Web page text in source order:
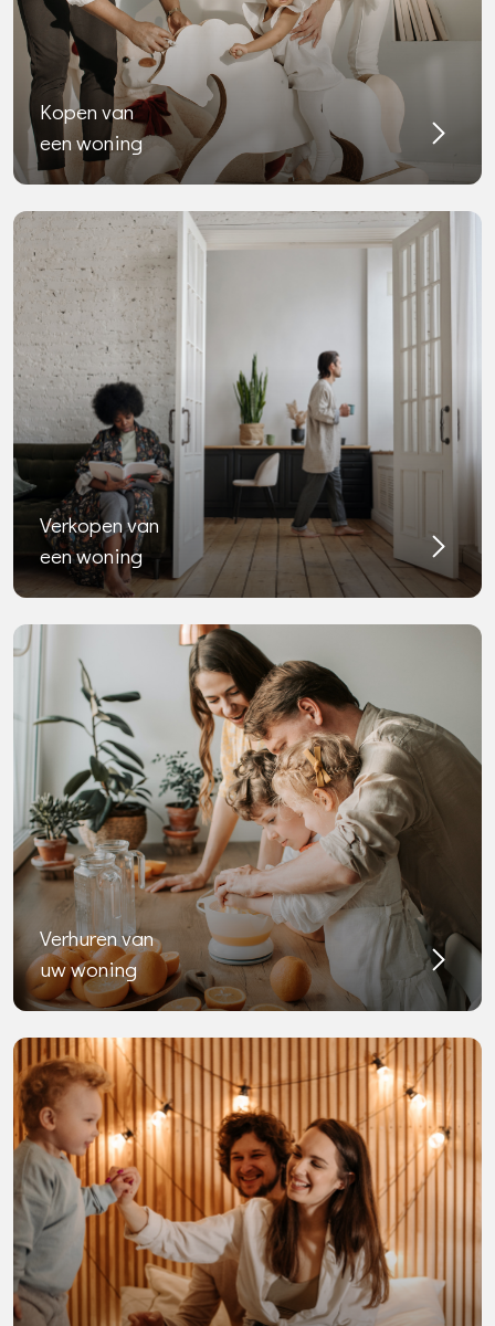
Kopen van
een woning
Verkopen van
een woning
Verhuren van
uw woning